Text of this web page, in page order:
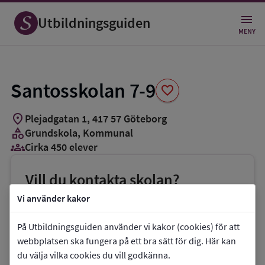
Vi använder kakor
På Utbildningsguiden använder vi kakor (cookies) för att
webbplatsen ska fungera på ett bra sätt för dig. Här kan
du välja vilka cookies du vill godkänna.
Utbildningsguiden MENY
Santosskolan 7-9 favorite
Spara
som
favorit
location_on Plejadgatan 1, 41757 Göteborg
categoryGrundskola, Kommunal
groups_3Cirka 450 elever
Vill du kontakta skolan?
phoneTelefon:031-3673851
E-post:
maria.2.gustafsson@grundskola.goteborg.se
link Webbplats: Santosskolan 7-9